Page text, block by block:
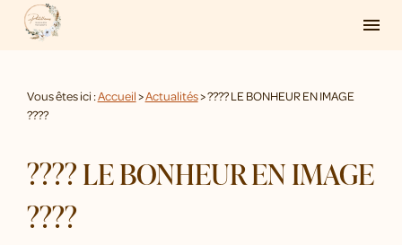
menu
Vous êtes ici :Accueil>Actualités> ???? LE BONHEUR EN IMAGE
????
???? LE BONHEUR EN IMAGE
????
Panneau de gestion des cookies